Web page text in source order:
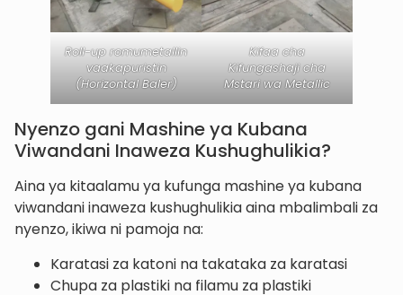
Roll-up romumetallin
vaakapuristin
(Horizontal Baler)
Kifaa cha
Kifungashaji cha
Mstari wa Metallic
Nyenzo gani Mashine ya Kubana
Viwandani Inaweza Kushughulikia?
Aina ya kitaalamu ya kufunga mashine ya kubana
viwandani inaweza kushughulikia aina mbalimbali za
nyenzo, ikiwa ni pamoja na:
Karatasi za katoni na takataka za karatasi
Chupa za plastiki na filamu za plastiki